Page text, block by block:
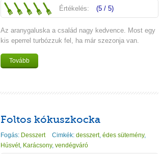
Értékelés: (5 / 5)
Az aranygaluska a család nagy kedvence. Most egy
kis eperrel turbózzuk fel, ha már szezonja van.
Tovább
Foltos kókuszkocka
Fogás: Desszert Cimkék: desszert, édes sütemény,
Húsvét, Karácsony, vendégváró